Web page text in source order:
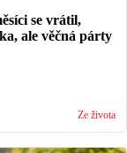
se vrátil,
ale věčná párty
Ze života